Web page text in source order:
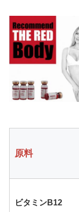
事
件
引
金
求
原料
ビタミンB12